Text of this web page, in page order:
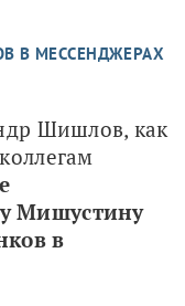
В МЕССЕНДЖЕРАХ
Шишлов, как
Мишустину
в